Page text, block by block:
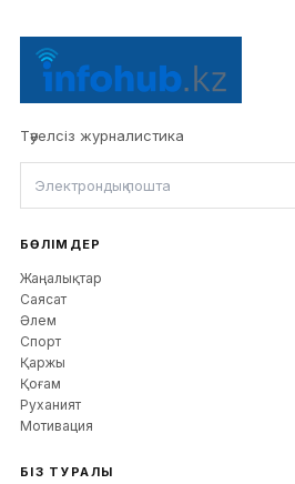
Тәуелсіз журналистика
БӨЛІМДЕР
Жаңалықтар
Саясат
Әлем
Спорт
Қаржы
Қоғам
Руханият
Мотивация
БІЗ ТУРАЛЫ